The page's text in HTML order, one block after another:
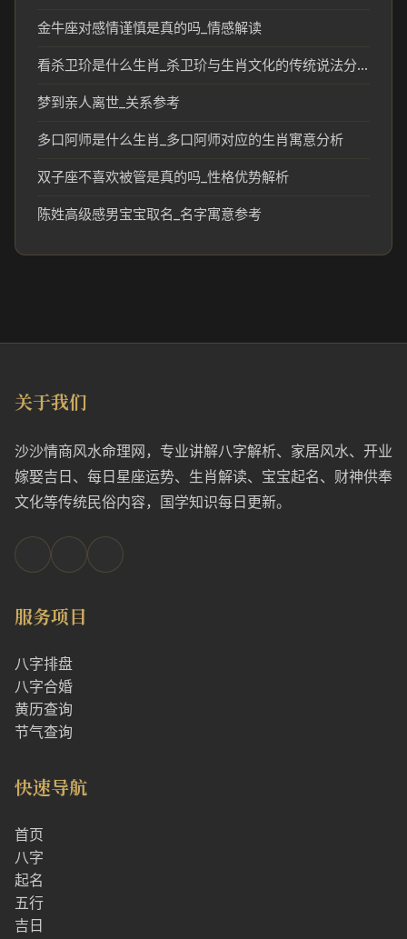
金牛座对感情谨慎是真的吗_情感解读
看杀卫玠是什么生肖_杀卫玠与生肖文化的传统说法分析
梦到亲人离世_关系参考
多口阿师是什么生肖_多口阿师对应的生肖寓意分析
双子座不喜欢被管是真的吗_性格优势解析
陈姓高级感男宝宝取名_名字寓意参考
关于我们
沙沙情商风水命理网，专业讲解八字解析、家居风水、开业
嫁娶吉日、每日星座运势、生肖解读、宝宝起名、财神供奉
文化等传统民俗内容，国学知识每日更新。
服务项目
八字排盘
八字合婚
黄历查询
节气查询
快速导航
首页
八字
起名
五行
吉日